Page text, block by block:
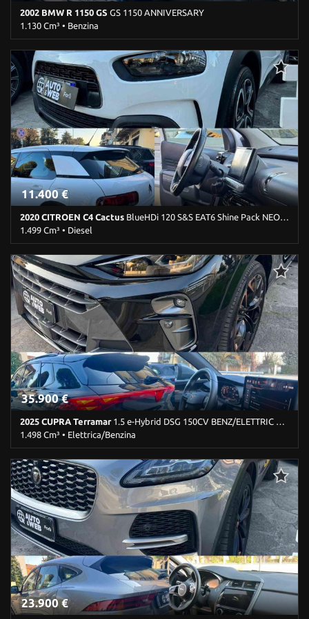
Telecamera per parcheggio assistito • Tetto apribile
2002 BMW R 1150 GS GS 1150 ANNIVERSARY
1.130 Cm³ • Benzina
95.000 Km • Cambio Manuale • Blu metallizzato • ABS • Accensione
elettrica • Baule • Parabrezza
11.400 €
2020 CITROEN C4 Cactus BlueHDi 120 S&S EAT6 Shine Pack NEOPATENTATI
1.499 Cm³ • Diesel
135.000 Km • Cambio Automatico (6) • Bianco pastello • 5 Porte •
ABS • Airbag • Airbag laterali • Airbag Passeggero • Airbag testa •
Alzacristalli elettrici • Autoradio • Bluetooth • Cerchi in lega •
Chiusura centralizzata • Climatizzatore • Controllo trazione • Cruise
Control • ESP • Fendinebbia • Filtro antiparticolato •
Immobilizzatore elettronico • Park Distance Control • Sedile
posteriore sdoppiato • Servosterzo • Navigatore satellitare •
Sospensioni pneumatiche • Specchietti laterali elettrici •
Telecamera per parcheggio assistito
35.900 €
2025 CUPRA Terramar1.5 e-Hybrid DSG 150CV BENZ/ELETTRIC UNIPROP NEOP.
1.498 Cm³ • Elettrica/Benzina
25.029 Km • Cambio Sequenziale (6) • Nero metallizzato • 5 Porte •
ABS • Airbag • Airbag laterali • Airbag Passeggero • Airbag testa •
Alzacristalli elettrici • Autoradio • Bluetooth • Bracciolo • Cerchi in
lega • Chiusura centralizzata • Climatizzatore automatico, 4 zone •
Controllo automatico clima • Controllo elettronico della corsia •
Controllo trazione • Cruise Control • ESP • Fari LED • Fendinebbia •
Head-up display • Immobilizzatore elettronico • Park Distance
Control • Portellone posteriore elettrico • Riconoscimento dei
segnali stradali • Sedile posteriore sdoppiato • Sensori di
parcheggio posteriori • Servosterzo • Navigatore satellitare •
Specchietti laterali elettrici • Telecamera per parcheggio assistito
23.900 €